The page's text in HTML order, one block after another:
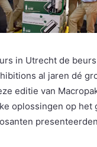
in Utrecht de
al jaren dé
editie van
oplossingen op het